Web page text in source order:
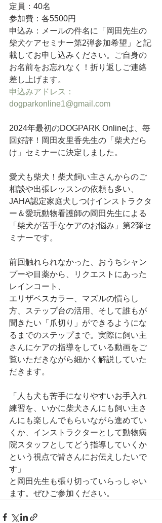
定員：40名
参加費：各5500円
申込み：メールの件名に「岡田先生の
柴犬ケアセミナー第2弾参加希望」と記
載してお申し込みください。ご自身の
お名前をお忘れなく！折り返しご連絡
差し上げます。
申込みアドレス：
dogparkonline1@gmail.com
2024年最初のDOGPARK Onlineは、毎
回好評！岡田友里香先生の「柴犬だら
け」セミナーに決定しました。
愛犬も柴犬！柴犬飼い主さんからのご
相談や出張レッスンの依頼も多い、
JAHA認定家庭犬しつけインストラクタ
ー＆愛玩動物看護師の岡田先生による
「柴犬が苦手なケアのお悩み」第2弾セ
ミナーです。
前回触れられなかった、おうちシャン
プーや目薬から、リクエストにあった
レインコート、
エリザベスカラー、マズルの慣らし
方、ステップ台の活用、そして誰もが
聞きたい「爪切り」ができるようにな
るまでのステップまで。実際に飼い主
さんにケアの指導をしている動画をご
覧いただきながら細かく解説していた
だきます。
「人も犬も苦手になりやすいお手入れ
練習を、いかに柴犬さんにも飼い主さ
んにも楽しんでもらいながら進めてい
くか、インストラクターとして動物病
院スタッフとしてどう指導していくか
という視点で皆さんにお伝えしたいで
す」
と岡田先生も張り切っていらっしゃい
ます。ぜひご参加ください。